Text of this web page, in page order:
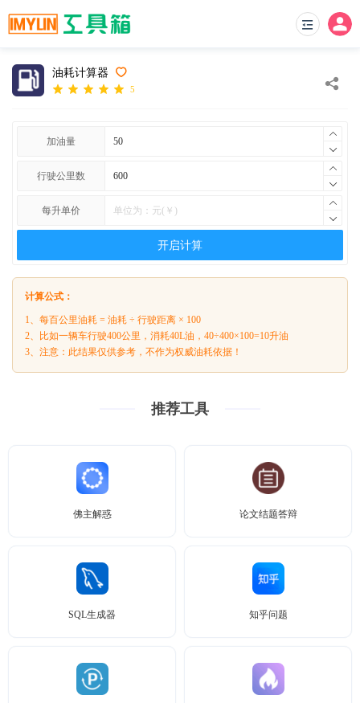
油耗计算器
5
加油量
行驶公里数
每升单价
开启计算
计算公式：
1、每百公里油耗 = 油耗 ÷ 行驶距离 × 100
2、比如一辆车行驶400公里，消耗40L油，40÷400×100=10升油
3、注意：此结果仅供参考，不作为权威油耗依据！
推荐工具
佛主解惑 论文结题答辩
SQL生成器 知乎问题